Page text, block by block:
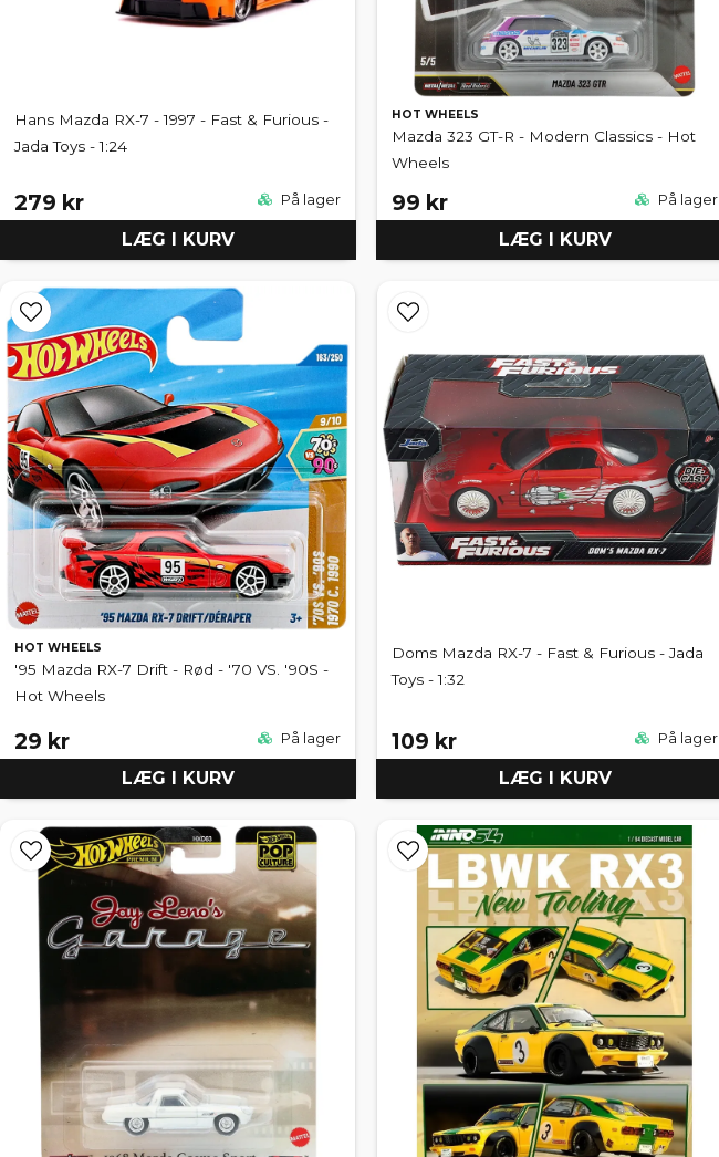
Hans Mazda RX-7 - 1997 - Fast & Furious -
Jada Toys - 1:24
279 kr På lager
LÆG I KURV
HOT WHEELS
Mazda 323 GT-R - Modern Classics - Hot
Wheels
99 kr På lager
LÆG I KURV
HOT WHEELS
'95 Mazda RX-7 Drift - Rød - '70 VS. '90S -
Hot Wheels
29 kr På lager
LÆG I KURV
Doms Mazda RX-7 - Fast & Furious - Jada
Toys - 1:32
109 kr På lager
LÆG I KURV